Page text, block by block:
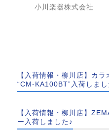
小川楽器株式会社
【入荷情報・柳川店】カラ
“CM-KA100BT”入荷しまし
【入荷情報・柳川店】
ー入荷しました♪